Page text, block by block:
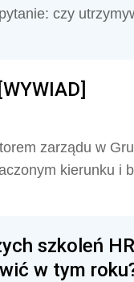
czy
zarządu w
kierunku i
szkoleń
w tym